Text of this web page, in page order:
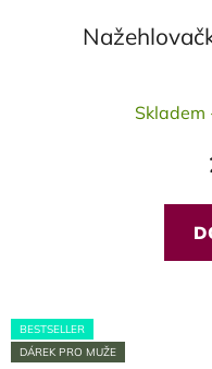
Skladem
BESTSELLER
DÁREK PRO MUŽE